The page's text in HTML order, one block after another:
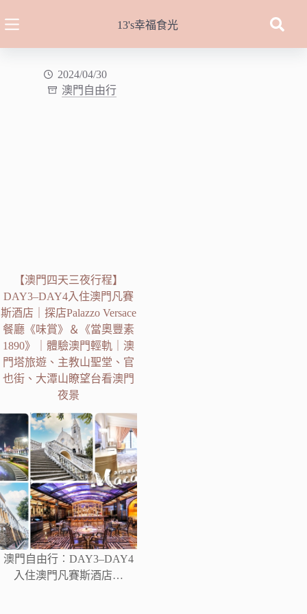
至
13's幸福食光
2024/04/30
澳門自由行
【澳門四天三夜行程】
DAY3–DAY4入住澳門凡賽
斯酒店｜探店Palazzo Versace
餐廳《味賞》＆《當奧豐素
1890》｜體驗澳門輕軌｜澳
門塔旅遊、主教山聖堂、官
也街、大潭山瞭望台看澳門
夜景
澳門自由行︰DAY3–DAY4
入住澳門凡賽斯酒店…